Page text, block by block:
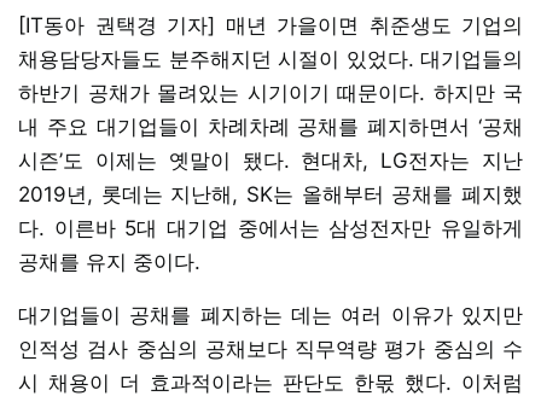
[IT동아 권택경 기자] 매년 가을이면 취준생도 기업의
채용담당자들도 분주해지던 시절이 있었다. 대기업들의
하반기 공채가 몰려있는 시기이기 때문이다. 하지만 국
내 주요 대기업들이 차례차례 공채를 폐지하면서 ‘공채
시즌’도 이제는 옛말이 됐다. 현대차, LG전자는 지난
2019년, 롯데는 지난해, SK는 올해부터 공채를 폐지했
다. 이른바 5대 대기업 중에서는 삼성전자만 유일하게
공채를 유지 중이다.
대기업들이 공채를 폐지하는 데는 여러 이유가 있지만
인적성 검사 중심의 공채보다 직무역량 평가 중심의 수
시 채용이 더 효과적이라는 판단도 한몫 했다. 이처럼